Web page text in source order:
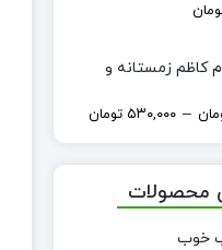
کاظم زمستانه و
– ۵۳۰,۰۰۰ تومان
محصولات
خوب